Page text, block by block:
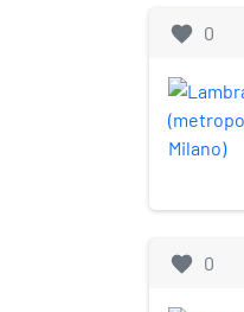
favorite 0
favorite 0